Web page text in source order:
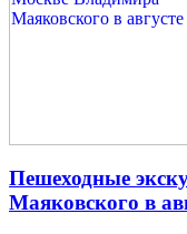
Пешеходные
Маяковского в